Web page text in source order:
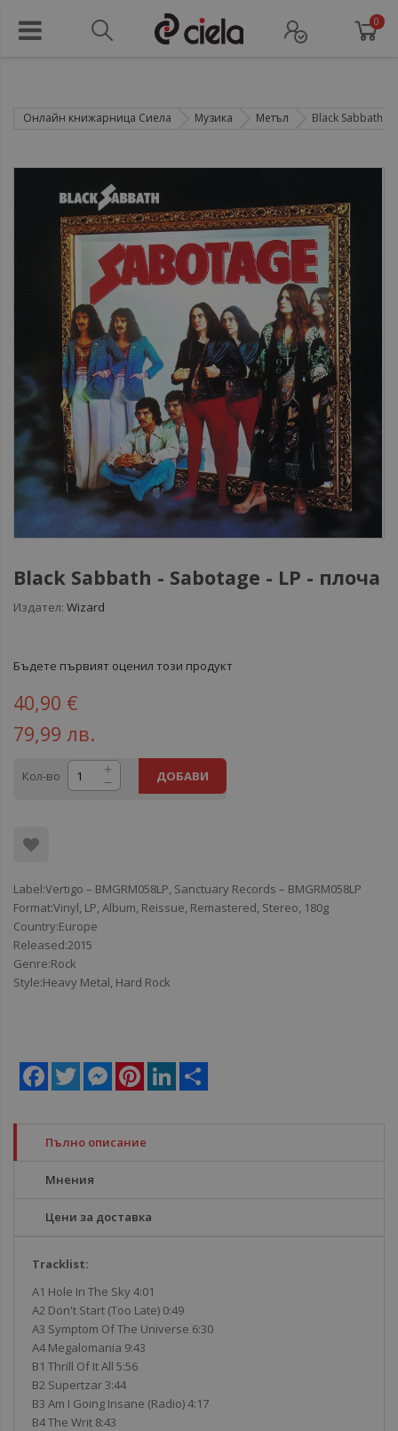
0
Онлайн книжарница Сиела Музика Метъл Black Sabbath ‎-
Black Sabbath ‎- Sabotage - LP - плоча
Издател: Wizard
Бъдете първият оценил този продукт
40,90 €
79,99 лв.
Кол-во ДОБАВИ
Label:Vertigo ‎– BMGRM058LP, Sanctuary Records ‎– BMGRM058LP
Format:Vinyl, LP, Album, Reissue, Remastered, Stereo, 180g
Country:Europe
Released:2015
Genre:Rock
Style:Heavy Metal, Hard Rock
Facebook
Twitter MessengerPinterestLinkedIn
Пълно описание
Мнения
Цени за доставка
Tracklist:
A1 Hole In The Sky 4:01
A2 Don't Start (Too Late) 0:49
A3 Symptom Of The Universe 6:30
A4 Megalomania 9:43
B1 Thrill Of It All 5:56
B2 Supertzar 3:44
B3 Am I Going Insane (Radio) 4:17
B4 The Writ 8:43